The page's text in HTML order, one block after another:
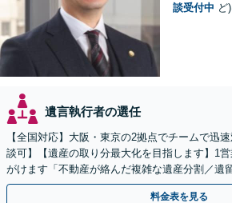
談受付中 ど
遺言執行者の選任
【全国対応】大阪・東京の2拠点でチームで迅
談可】【遺産の取り分最大化を目指します】1
がけます「不動産が絡んだ複雑な遺産分割／遺
執行／事業承継など、お任せください」【休日
料金表を見る